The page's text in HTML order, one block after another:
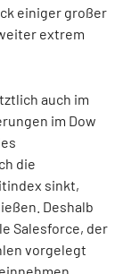
einiger großer
extrem
auch im
im Dow
die
sinkt,
Deshalb
Salesforce, der
vorgelegt